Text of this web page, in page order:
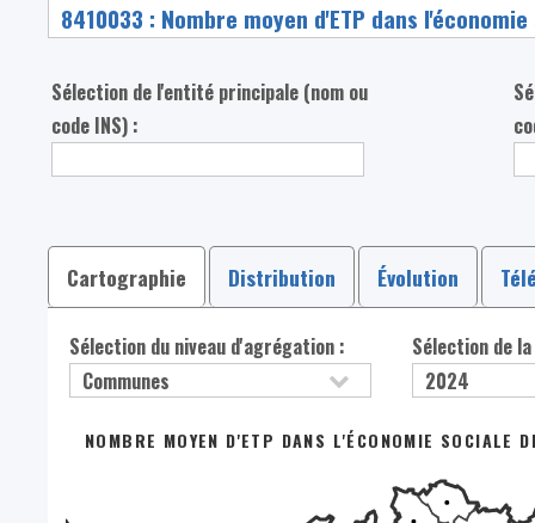
Sélection de l'entité principale (nom ou
code INS) :
Cartographie Distribution Évolution
Sélection du niveau d'agrégation : Sélection de
NOMBRE MOYEN D'ETP DANS L'ÉCONOMIE